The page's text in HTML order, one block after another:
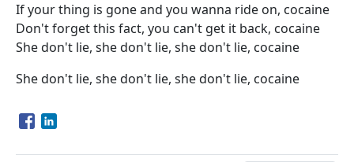
If your thing is gone and you wanna ride on, cocaine
Don't forget this fact, you can't get it back, cocaine
She don't lie, she don't lie, she don't lie, cocaine
She don't lie, she don't lie, she don't lie, cocaine
Opens in a new window
Opens in a new window